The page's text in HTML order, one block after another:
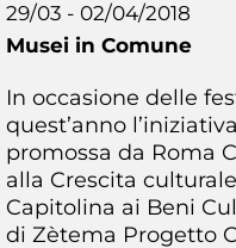
29/03 - 02/04/2018
Musei in Comune
In occasione delle
quest’anno l’iniziativa
promossa da Roma
alla Crescita
Capitolina ai Beni
di Zètema Progetto